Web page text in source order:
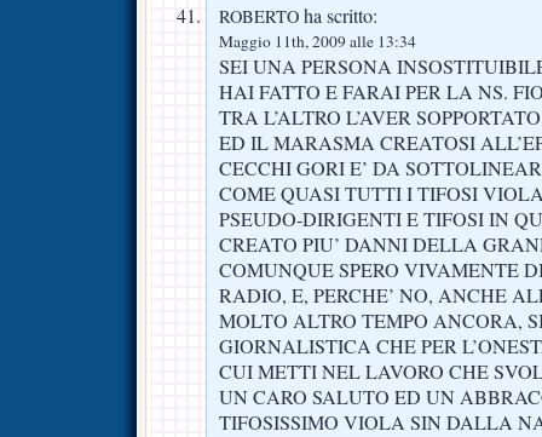
ROBERTO ha scritto:
Maggio 11th, 2009 alle 13:34
SEI UNA PERSONA
HAI FATTO E FARAI PER LA NS.
TRA L’ALTRO L’AVER
ED IL MARASMA CREATOSI
CECCHI GORI E’ DA
COME QUASI TUTTI I TIFOSI
PSEUDO-DIRIGENTI E TIFOSI IN
CREATO PIU’ DANNI DELLA
COMUNQUE SPERO VIVAMENTE
RADIO, E, PERCHE’ NO, ANCHE
MOLTO ALTRO TEMPO ANCORA,
GIORNALISTICA CHE PER
CUI METTI NEL LAVORO CHE
UN CARO SALUTO ED UN
TIFOSISSIMO VIOLA SIN DALLA